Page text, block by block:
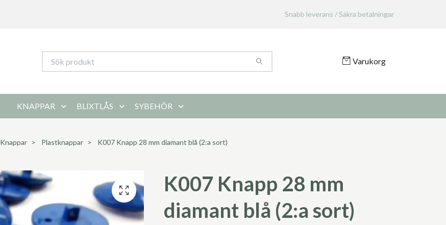
Snabb leverans / Säkra betalningar
Varukorg
KNAPPAR BLIXTLÅS SYBEHÖR
Knappar Plastknappar K007 Knapp 28 mm diamant blå (2:a sort)
K007 Knapp 28 mm
diamant blå (2:a sort)